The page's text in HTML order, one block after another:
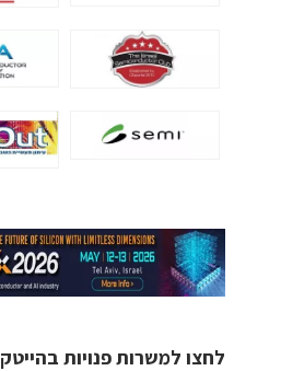
לחצו למשרות פנויות בהייטק